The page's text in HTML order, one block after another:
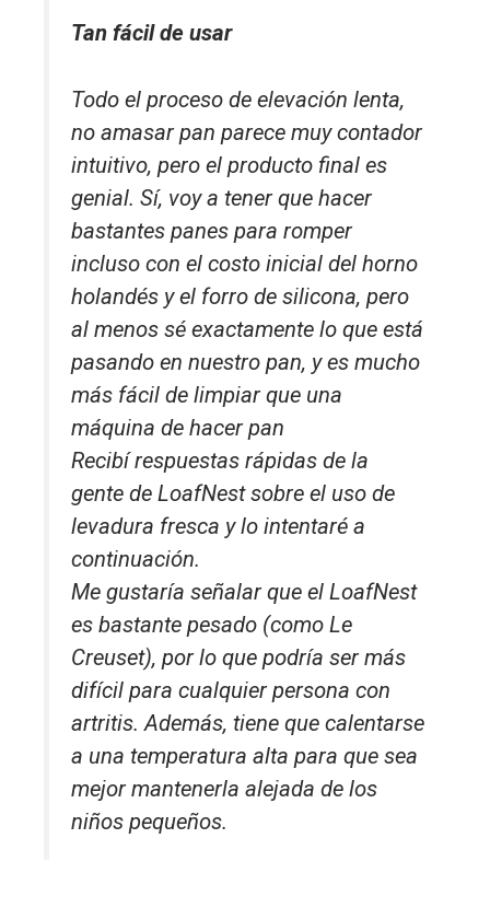
Tan fácil de usar
Todo el proceso de elevación lenta,
no amasar pan parece muy contador
intuitivo, pero el producto final es
genial. Sí, voy a tener que hacer
bastantes panes para romper
incluso con el costo inicial del horno
holandés y el forro de silicona, pero
al menos sé exactamente lo que está
pasando en nuestro pan, y es mucho
más fácil de limpiar que una
máquina de hacer pan
Recibí respuestas rápidas de la
gente de LoafNest sobre el uso de
levadura fresca y lo intentaré a
continuación.
Me gustaría señalar que el LoafNest
es bastante pesado (como Le
Creuset), por lo que podría ser más
difícil para cualquier persona con
artritis. Además, tiene que calentarse
a una temperatura alta para que sea
mejor mantenerla alejada de los
niños pequeños.